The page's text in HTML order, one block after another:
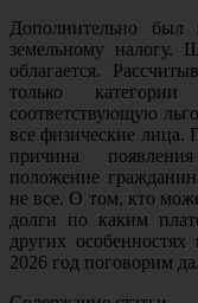
Дополнительно был
земельному налогу.
облагается.
только
соответствующую
все физические лица.
причина
положение
не все. О том, кто
долги по каким
других
2026 год поговорим